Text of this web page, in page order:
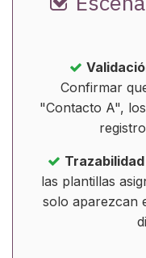
Confirmar
"Contacto A",
las plantillas
solo aparezcan